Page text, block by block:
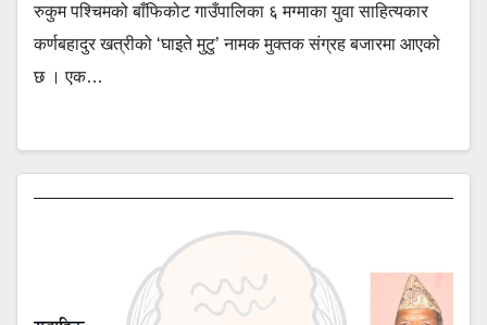
रुकुम पश्चिमको बाँफिकोट गाउँपालिका ६ मग्माका युवा साहित्यकार
कर्णबहादुर खत्रीको ‘घाइते मुटु’ नामक मुक्तक संग्रह बजारमा आएको
छ । एक…